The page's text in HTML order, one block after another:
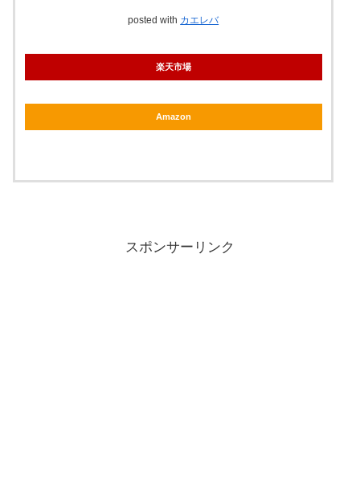
posted with カエレバ
楽天市場
Amazon
スポンサーリンク